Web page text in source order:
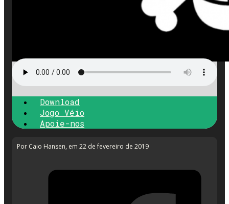
Download
Jogo Véio
Apoie-nos
Por Caio Hansen, em 22 de fevereiro de 2019